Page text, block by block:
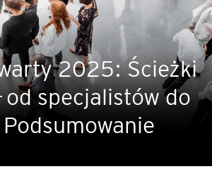
2025: Ścieżki
od specjalistów do